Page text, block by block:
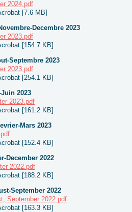
2024.pdf
[7.6 MB]
Decembre 2023
2023.pdf
[154.7 KB]
Septembre 2023
2023.pdf
[254.1 KB]
2023
2023.pdf
[161.2 KB]
Mars 2023
[152.4 KB]
December 2022
2022.pdf
[188.2 KB]
September 2022
September 2022.pdf
[163.3 KB]